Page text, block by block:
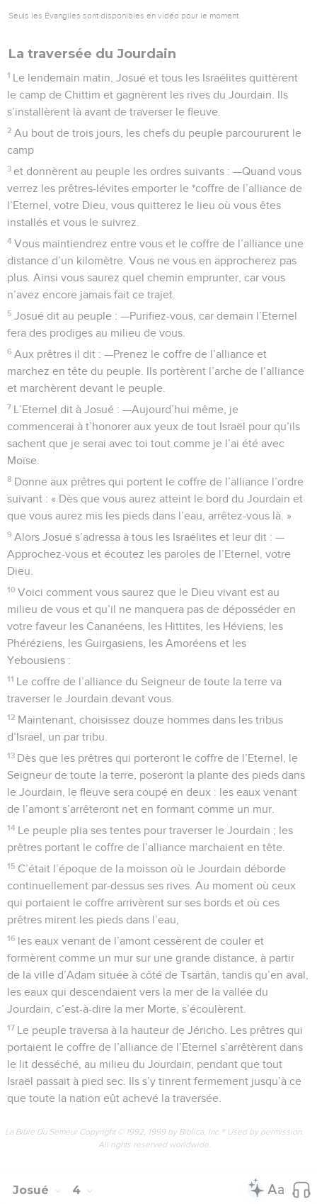
Seuls les Évangiles sont disponibles en vidéo pour le moment.
La traversée du Jourdain
1 Le lendemain matin, Josué et tous les Israélites quittèrent
le camp de Chittim et gagnèrent les rives du Jourdain. Ils
s’installèrent là avant de traverser le fleuve.
2 Au bout de trois jours, les chefs du peuple parcoururent le
camp
3 et donnèrent au peuple les ordres suivants : —Quand vous
verrez les prêtres-lévites emporter le *coffre de l’alliance de
l’Eternel, votre Dieu, vous quitterez le lieu où vous êtes
installés et vous le suivrez.
4 Vous maintiendrez entre vous et le coffre de l’alliance une
distance d’un kilomètre. Vous ne vous en approcherez pas
plus. Ainsi vous saurez quel chemin emprunter, car vous
n’avez encore jamais fait ce trajet.
5 Josué dit au peuple : —Purifiez-vous, car demain l’Eternel
fera des prodiges au milieu de vous.
6 Aux prêtres il dit : —Prenez le coffre de l’alliance et
marchez en tête du peuple. Ils portèrent l’arche de l’alliance
et marchèrent devant le peuple.
7 L’Eternel dit à Josué : —Aujourd’hui même, je
commencerai à t’honorer aux yeux de tout Israël pour qu’ils
sachent que je serai avec toi tout comme je l’ai été avec
Moïse.
8 Donne aux prêtres qui portent le coffre de l’alliance l’ordre
suivant : « Dès que vous aurez atteint le bord du Jourdain et
que vous aurez mis les pieds dans l’eau, arrêtez-vous là. »
9 Alors Josué s’adressa à tous les Israélites et leur dit : —
Approchez-vous et écoutez les paroles de l’Eternel, votre
Dieu.
10 Voici comment vous saurez que le Dieu vivant est au
milieu de vous et qu’il ne manquera pas de déposséder en
votre faveur les Cananéens, les Hittites, les Héviens, les
Phéréziens, les Guirgasiens, les Amoréens et les
Yebousiens :
11 Le coffre de l’alliance du Seigneur de toute la terre va
traverser le Jourdain devant vous.
12 Maintenant, choisissez douze hommes dans les tribus
d’Israël, un par tribu.
13 Dès que les prêtres qui porteront le coffre de l’Eternel, le
Seigneur de toute la terre, poseront la plante des pieds dans
le Jourdain, le fleuve sera coupé en deux : les eaux venant
de l’amont s’arrêteront net en formant comme un mur.
14 Le peuple plia ses tentes pour traverser le Jourdain ; les
prêtres portant le coffre de l’alliance marchaient en tête.
15 C’était l’époque de la moisson où le Jourdain déborde
continuellement par-dessus ses rives. Au moment où ceux
qui portaient le coffre arrivèrent sur ses bords et où ces
prêtres mirent les pieds dans l’eau,
16 les eaux venant de l’amont cessèrent de couler et
formèrent comme un mur sur une grande distance, à partir
de la ville d’Adam située à côté de Tsartân, tandis qu’en aval,
les eaux qui descendaient vers la mer de la vallée du
Jourdain, c’est-à-dire la mer Morte, s’écoulèrent.
17 Le peuple traversa à la hauteur de Jéricho. Les prêtres qui
portaient le coffre de l’alliance de l’Eternel s’arrêtèrent dans
le lit desséché, au milieu du Jourdain, pendant que tout
Israël passait à pied sec. Ils s’y tinrent fermement jusqu’à ce
que toute la nation eût achevé la traversée.
La Bible Du Semeur Copyright © 1992, 1999 by Biblica, Inc.® Used by permission.
All rights reserved worldwide.
Josué 4